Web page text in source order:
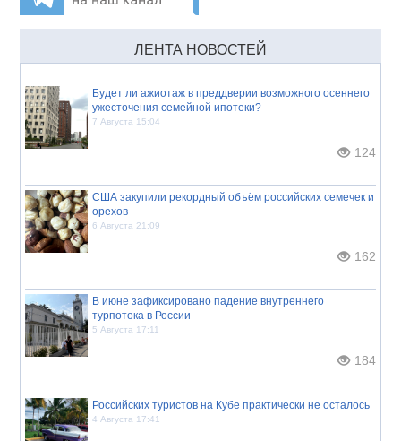
ЛЕНТА НОВОСТЕЙ
Будет ли ажиотаж в преддверии возможного осеннего
ужесточения семейной ипотеки?
7 Августа 15:04
124
США закупили рекордный объём российских семечек и
орехов
6 Августа 21:09
162
В июне зафиксировано падение внутреннего
турпотока в России
5 Августа 17:11
184
Российских туристов на Кубе практически не осталось
4 Августа 17:41